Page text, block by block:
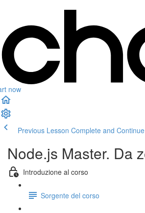
now
Previous Lesson Complete and Continue
Node.js Master. Da
Introduzione al corso
Sorgente del corso